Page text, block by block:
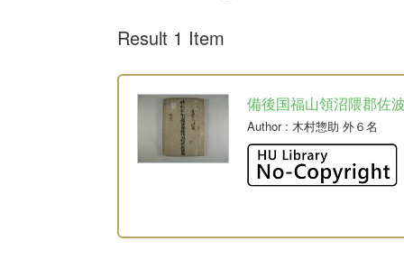
Result 1 Item
備後国福山領沼隈郡佐
Author: 木村惣助 外６名